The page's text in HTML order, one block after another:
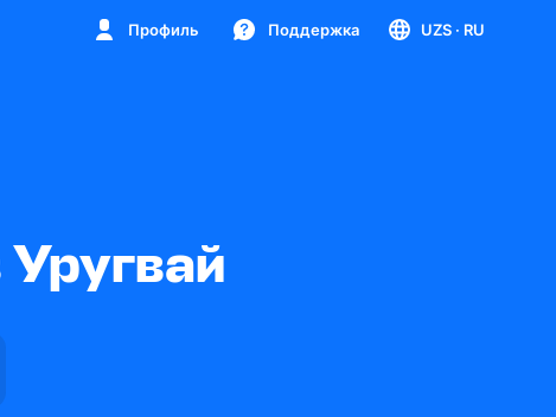
Профиль Поддержка UZS · RU